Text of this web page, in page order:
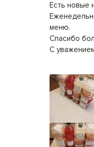
Есть новые
меню.
Спасибо
С